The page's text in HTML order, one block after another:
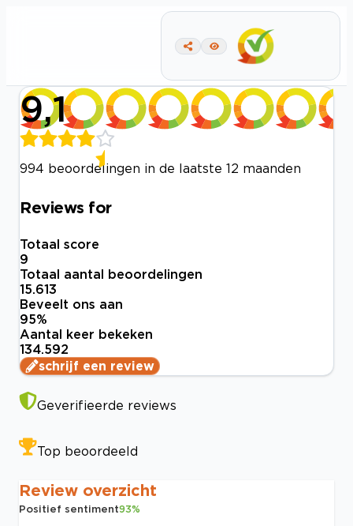
9,1
994 beoordelingen in de laatste 12 maanden
Reviews for
Totaal score
9
Totaal aantal beoordelingen
15.613
Beveelt ons aan
95%
Aantal keer bekeken
134.592
schrijf een review
Geverifieerde reviews
Top beoordeeld
Review overzicht
Positief sentiment93%